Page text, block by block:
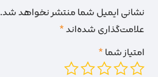
نشانی ایمیل شما منتشر نخواهد شد.
علامت‌گذاری شده‌اند*
امتیاز شما*